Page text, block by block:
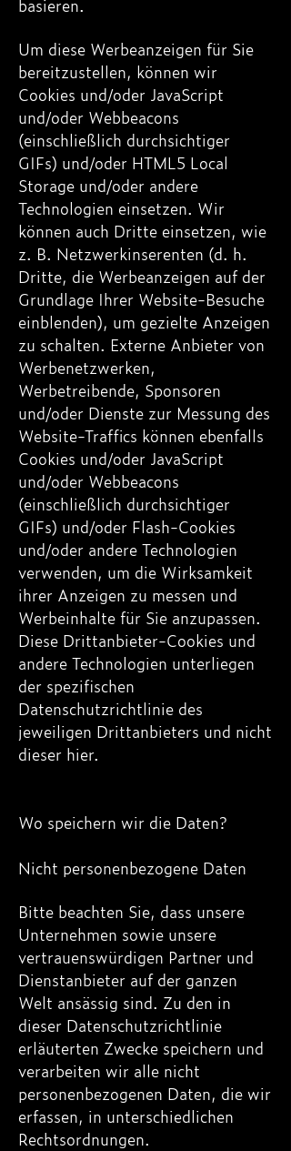
basieren.
Um diese Werbeanzeigen für Sie
bereitzustellen, können wir
Cookies und/oder JavaScript
und/oder Webbeacons
(einschließlich durchsichtiger
GIFs) und/oder HTML5 Local
Storage und/oder andere
Technologien einsetzen. Wir
können auch Dritte einsetzen, wie
z. B. Netzwerkinserenten (d. h.
Dritte, die Werbeanzeigen auf der
Grundlage Ihrer Website-Besuche
einblenden), um gezielte Anzeigen
zu schalten. Externe Anbieter von
Werbenetzwerken,
Werbetreibende, Sponsoren
und/oder Dienste zur Messung des
Website-Traffics können ebenfalls
Cookies und/oder JavaScript
und/oder Webbeacons
(einschließlich durchsichtiger
GIFs) und/oder Flash-Cookies
und/oder andere Technologien
verwenden, um die Wirksamkeit
ihrer Anzeigen zu messen und
Werbeinhalte für Sie anzupassen.
Diese Drittanbieter-Cookies und
andere Technologien unterliegen
der spezifischen
Datenschutzrichtlinie des
jeweiligen Drittanbieters und nicht
dieser hier.
Wo speichern wir die Daten?
Nicht personenbezogene Daten
Bitte beachten Sie, dass unsere
Unternehmen sowie unsere
vertrauenswürdigen Partner und
Dienstanbieter auf der ganzen
Welt ansässig sind. Zu den in
dieser Datenschutzrichtlinie
erläuterten Zwecke speichern und
verarbeiten wir alle nicht
personenbezogenen Daten, die wir
erfassen, in unterschiedlichen
Rechtsordnungen.